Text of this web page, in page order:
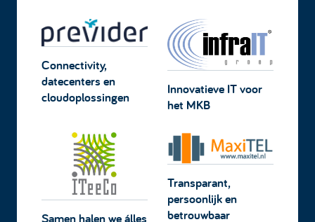
Connectivity,
datecenters en
cloudoplossingen
Innovatieve IT voor
het MKB
Samen halen we álles
Transparant,
persoonlijk en
betrouwbaar